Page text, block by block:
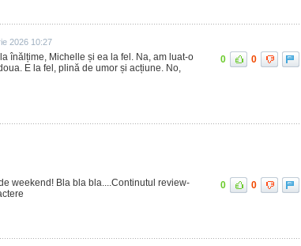
2026 10:27
înălțime, Michelle și ea la fel. Na, am luat-o
E la fel, plină de umor și acțiune. No,
0 0
weekend! Bla bla bla....Continutul review-
0 0